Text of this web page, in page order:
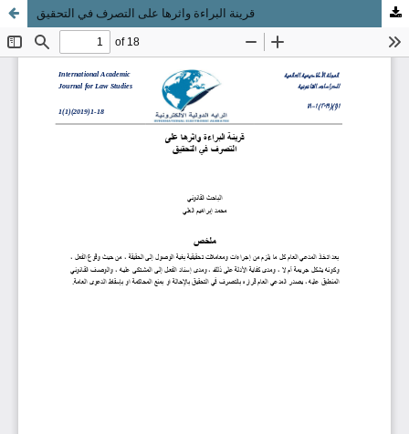
قرينة البراءة واثرها على التصرف في التحقيق